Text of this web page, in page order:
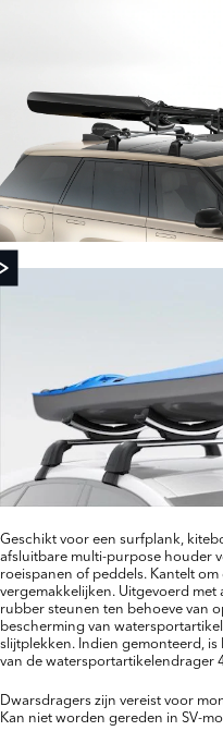
Geschikt voor een surfplank,
afsluitbare multi-purpose houder
roeispanen of peddels. Kantelt
vergemakkelijken. Uitgevoerd
rubber steunen ten behoeve van
bescherming van
slijtplekken. Indien gemonteerd,
van de watersportartikelendrager
Dwarsdragers zijn vereist voor
Kan niet worden gereden in SV-